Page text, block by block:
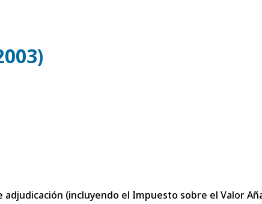
(incluyendo el Impuesto sobre el Valor